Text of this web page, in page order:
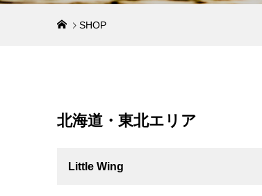
SHOP
北海道・東北エリア
Little Wing